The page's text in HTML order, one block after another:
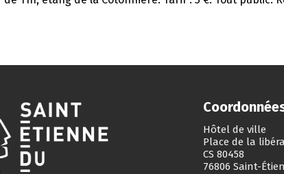
Hôtel de ville
Place de la
CS 80458
76806 Saint-